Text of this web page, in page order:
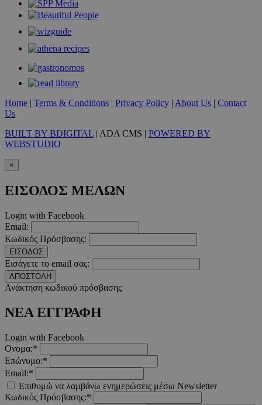
Home | Terms & Conditions | Privacy Policy | About Us | Contact
Us
BUILT BY BDIGITAL | ADA CMS | POWERED BY
WEBSTUDIO
×
ΕΙΣΟΔΟΣ ΜΕΛΩΝ
Login with Facebook
Email:
Κωδικός Πρόσβασης:
ΕΙΣΟΔΟΣ
Εισάγετε το email σας:
ΑΠΟΣΤΟΛΗ
Ανάκτηση κωδικού πρόσβασης
ΝΕΑ ΕΓΓΡΑΦΗ
Login with Facebook
Ονομα:*
Επώνυμο:*
Email:*
Επιθυμώ να λαμβάνω ενημερώσεις μέσω Newsletter
Κωδικός Πρόσβασης:*